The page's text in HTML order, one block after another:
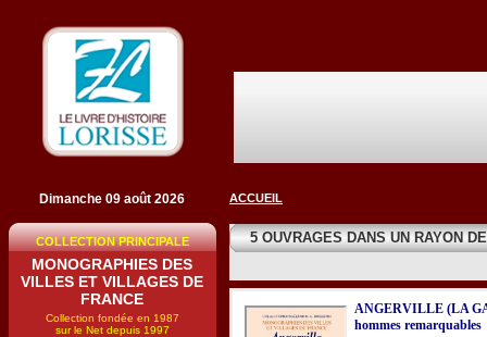
Dimanche 09 août 2026
COLLECTION PRINCIPALE
MONOGRAPHIES DES
VILLES ET VILLAGES DE
FRANCE
Collection fondée en 1987
sur le Net depuis 1997
ACCUEIL
5 OUVRAGES DANS UN RAYON
ANGERVILLE (LA
hommes remarquables